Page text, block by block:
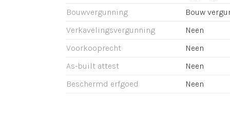
Bouwvergunning
Bouw
Verkavelingsvergunning
Neen
Voorkooprecht
Neen
As-built attest
Neen
Beschermd erfgoed
Neen